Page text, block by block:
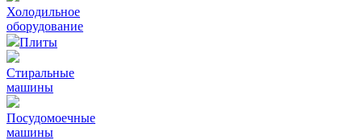
Холодильное
оборудование
Плиты
Стиральные
машины
Посудомоечные
машины